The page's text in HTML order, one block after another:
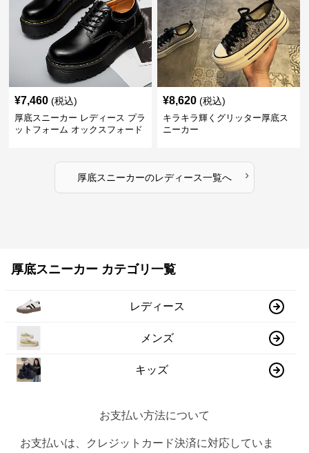
¥7,460 (税込)
厚底スニーカー レディース プラ
ットフォーム オックスフォード
¥8,620 (税込)
キラキラ輝くグリッター厚底ス
ニーカー
厚底スニーカーのレディース一覧へ ›
厚底スニーカー カテゴリ一覧
レディース
メンズ
キッズ
お支払い方法について
お支払いは、クレジットカード決済に対応していま